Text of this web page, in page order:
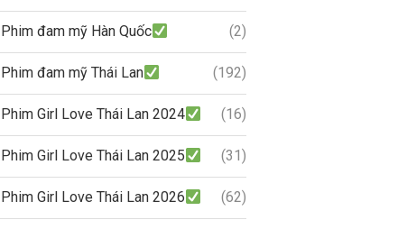
Phim đam mỹ Hàn Quốc (2)
Phim đam mỹ Thái Lan (192)
Phim Girl Love Thái Lan 2024 (16)
Phim Girl Love Thái Lan 2025 (31)
Phim Girl Love Thái Lan 2026 (62)